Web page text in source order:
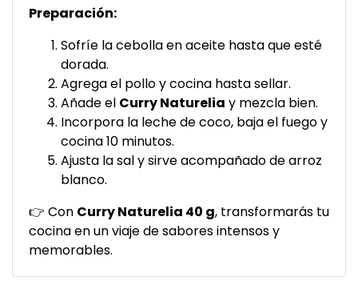
Preparación:
Sofríe la cebolla en aceite hasta que esté
dorada.
Agrega el pollo y cocina hasta sellar.
Añade el Curry Naturelia y mezcla bien.
Incorpora la leche de coco, baja el fuego y
cocina 10 minutos.
Ajusta la sal y sirve acompañado de arroz
blanco.
👉 Con Curry Naturelia 40 g, transformarás tu
cocina en un viaje de sabores intensos y
memorables.